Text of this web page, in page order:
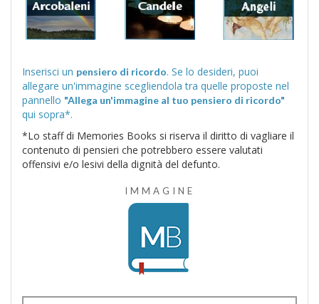
Inserisci un pensiero di ricordo. Se lo desideri, puoi
allegare un'immagine scegliendola tra quelle proposte nel
pannello "Allega un'immagine al tuo pensiero di ricordo"
qui sopra*.
*Lo staff di Memories Books si riserva il diritto di vagliare il
contenuto di pensieri che potrebbero essere valutati
offensivi e/o lesivi della dignità del defunto.
IMMAGINE